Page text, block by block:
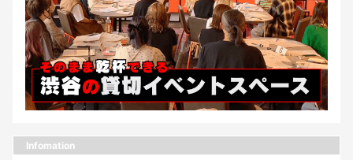
Infomation